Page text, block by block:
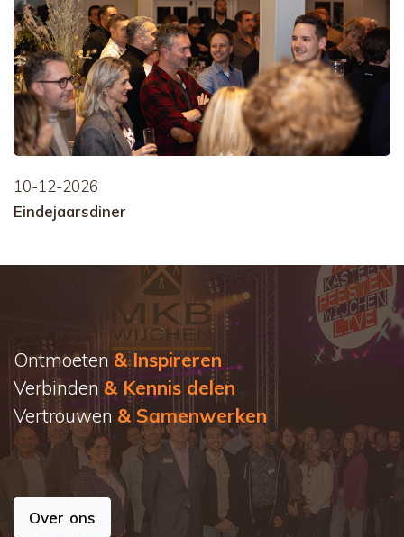
10-12-2026
Eindejaarsdiner
Ontmoeten & Inspireren
Verbinden & Kennis delen
Vertrouwen & Samenwerken
Over ons